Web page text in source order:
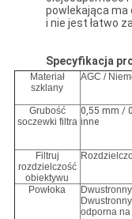
powlekająca ma
i nie jest łatwo
Specyfikacja
Materiał
szklany
AGC /
Grubość
soczewki filtra
0,55 mm /
inne
Filtruj
rozdzielczość
obiektywu
Powłoka
odporna